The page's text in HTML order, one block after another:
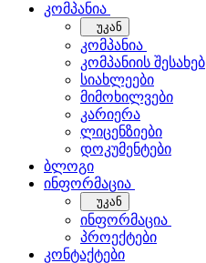
კომპანია
უკან
კომპანია
კომპანიის შესახებ
სიახლეები
მიმოხილვები
კარიერა
ლიცენზიები
დოკუმენტები
ბლოგი
ინფორმაცია
უკან
ინფორმაცია
პროექტები
კონტაქტები